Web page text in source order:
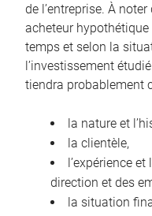
de l’entreprise. À
acheteur
temps et selon la
l’investissement
tiendra probablement
la nature et
la clientèle,
l’expérience
direction et des
la situation